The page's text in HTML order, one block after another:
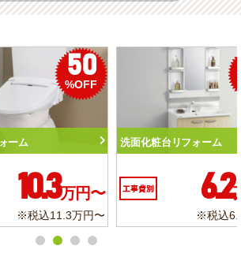
%OFF
万円〜
万円〜
56
%OFF
洗面化粧台リフォーム
工事費別 6.2 万円〜
※税込6.8万円〜